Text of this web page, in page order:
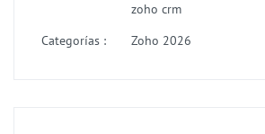
zoho crm
Categorías :
Zoho 2026